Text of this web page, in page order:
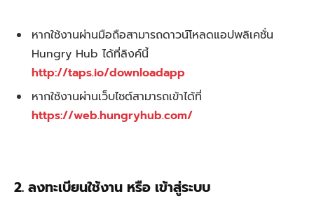
หากใช้งานผ่านมือถือสามารถดาวน์โหลดแอปพลิเคชั่น
Hungry Hub ได้ที่ลิงค์นี้
http://taps.io/downloadapp
หากใช้งานผ่านเว็บไซต์สามารถเข้าได้ที่
https://web.hungryhub.com/
2. ลงทะเบียนใช้งาน หรือ เข้าสู่ระบบ